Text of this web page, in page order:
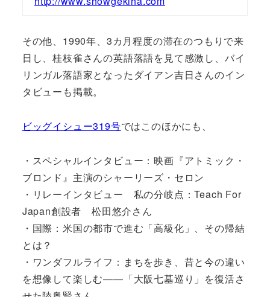
その他、1990年、3カ月程度の滞在のつもりで来
日し、桂枝雀さんの英語落語を見て感激し、バイ
リンガル落語家となったダイアン吉日さんのイン
タビューも掲載。
ビッグイシュー319号ではこのほかにも、
・スペシャルインタビュー：映画『アトミック・
ブロンド』主演のシャーリーズ・セロン
・リレーインタビュー 私の分岐点：Teach For
Japan創設者 松田悠介さん
・国際：米国の都市で進む「高級化」、その帰結
とは？
・ワンダフルライフ：まちを歩き、昔と今の違い
を想像して楽しむ――「大阪七墓巡り」を復活さ